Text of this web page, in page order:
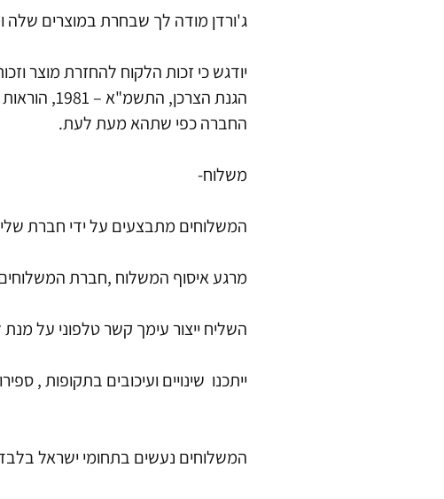
ג'ורדן מודה לך שבחרת במוצרים
יודגש כי זכות הלקוח להחזרת מוצר
החברה כפי שתהא מעת לעת.
משלוח-
המשלוחים מתבצעים על ידי חברת
מרגע איסוף המשלוח ,חברת המשלוחים מתחייבת לעד 7 ימי עסקים
השליח ייצור עימך קשר טלפוני על
ייתכנו שינויים ועיכובים בתקופות ,
המשלוחים נעשים בתחומי ישראל